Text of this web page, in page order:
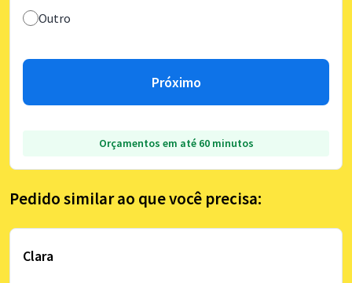
Outro
Próximo
Orçamentos em até 60 minutos
Pedido similar ao que você precisa:
Clara